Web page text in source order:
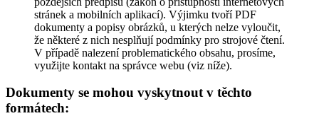
stránek a mobilních aplikací). Výjimku tvoří PDF
dokumenty a popisy obrázků, u kterých nelze vyloučit,
že některé z nich nesplňují podmínky pro strojové čtení.
V případě nalezení problematického obsahu, prosíme,
využijte kontakt na správce webu (viz níže).
Dokumenty se mohou vyskytnout v těchto
formátech: